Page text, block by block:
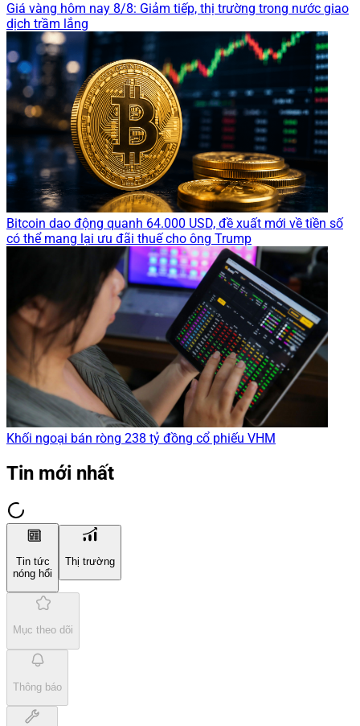
Giá vàng hôm nay 8/8: Giảm tiếp, thị trường trong nước giao
dịch trầm lắng
Bitcoin dao động quanh 64.000 USD, đề xuất mới về tiền số
có thể mang lại ưu đãi thuế cho ông Trump
Khối ngoại bán ròng 238 tỷ đồng cổ phiếu VHM
Tin mới nhất
Tin tức
nóng hổi
Thị trường
Mục theo dõi
Thông báo